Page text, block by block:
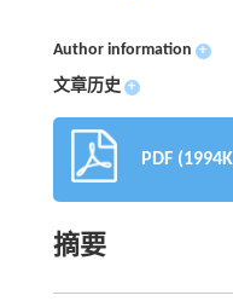
Author information +
文章历史 +
PDF
摘要